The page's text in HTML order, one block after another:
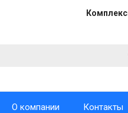
О компании Контакты